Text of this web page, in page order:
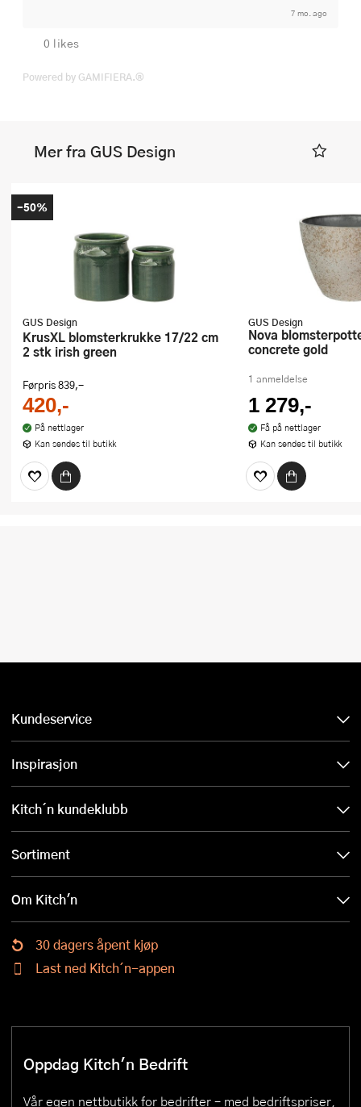
7 mo. ago
0 likes
Powered by GAMIFIERA.®
Mer fra GUS Design
GUS Design
KrusXL blomsterkrukke 17/22 cm
2 stk irish green
Førpris839,-
420,-
På nettlager
Kan sendes til butikk
-50%
GUS Design
Nova blomsterpotte 43x33 cm
concrete gold
1 anmeldelse
1 279,-
Få på nettlager
Kan sendes til butikk
Kundeservice
Inspirasjon
Kitch´n kundeklubb
Sortiment
Om Kitch'n
30 dagers åpent kjøp
Last ned Kitch´n-appen
Oppdag Kitch'n Bedrift
Vår egen nettbutikk for bedrifter – med bedriftspriser,